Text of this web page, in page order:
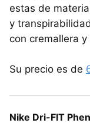
estas de
y
con cremallera
Su precio es de
Nike Dri-FIT